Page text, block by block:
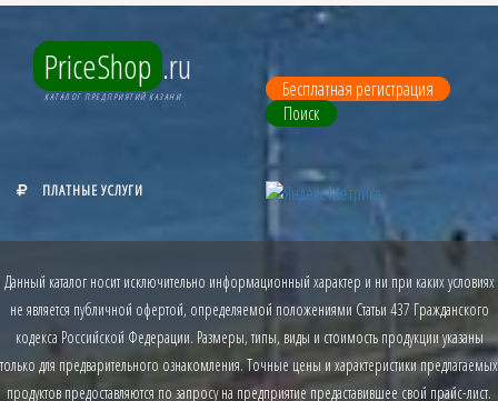
PriceShop .ru
КАТАЛОГ ПРЕДПРИЯТИЙ КАЗАНИ
Бесплатная регистрация
Поиск
ПЛАТНЫЕ УСЛУГИ
Данный каталог носит исключительно информационный характер и ни при каких условиях
не является публичной офертой, определяемой положениями Статьи 437 Гражданского
кодекса Российской Федерации. Размеры, типы, виды и стоимость продукции указаны
только для предварительного ознакомления. Точные цены и характеристики предлагаемых
продуктов предоставляются по запросу на предприятие предаставившее свой прайс-лист.